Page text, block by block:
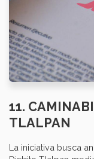
11.
TLALPAN
La iniciativa busca